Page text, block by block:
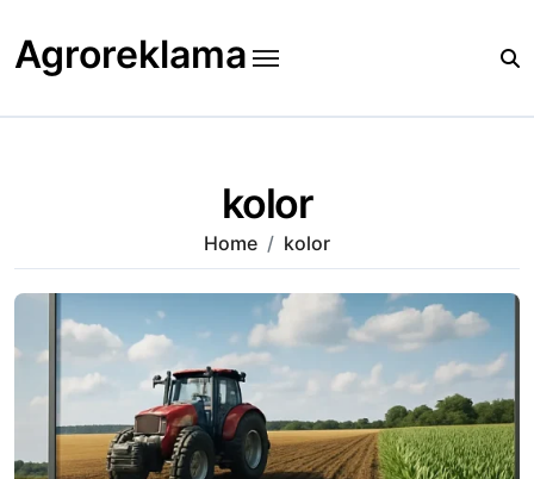
content
Agroreklama
kolor
Home kolor